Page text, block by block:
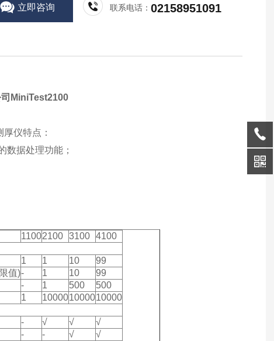
立即咨询 联系电话：02158951091
MiniTest2100
仪特点：
数据处理功能；
11002100 3100 4100
1 1 10
99
值)- 1 10
99
- 1 500
500
1 100001000010000
- √ √
√
- - √
√